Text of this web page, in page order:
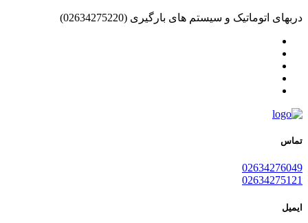
دربهای اتوماتیک و سیستم های بارگیری (02634275220)
تماس
02634276049
02634275121
ایمیل